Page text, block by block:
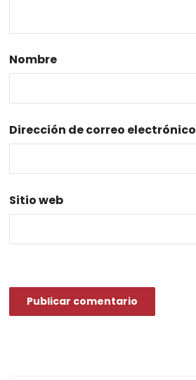
Nombre
Dirección de correo electrónico
Sitio web